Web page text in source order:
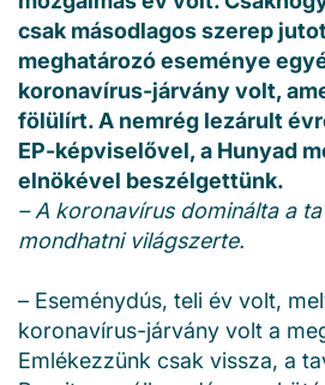
csak másodlagos szerep
meghatározó eseménye
koronavírus-járvány volt,
fölülírt. A nemrég lezárult
EP-képviselővel, a Hunyad
elnökével beszélgettünk.
– A koronavírus dominálta a
mondhatni világszerte.
– Eseménydús, teli év volt,
koronavírus-járvány volt a
Emlékezzünk csak vissza, a